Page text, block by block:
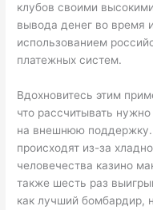
клубов своими
вывода денег во время
использованием
платежных систем.
Вдохновитесь этим
что рассчитывать
на внешнюю поддержку.
происходят из-за
человечества казино
также шесть раз
как лучший бомбардир,